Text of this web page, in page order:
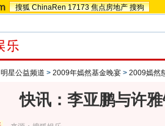
搜狐 ChinaRen 17173 焦点房地产 搜狗
明星公益频道 > 2009年嫣然基金晚宴 > 2009嫣然
快讯：李亚鹏与许